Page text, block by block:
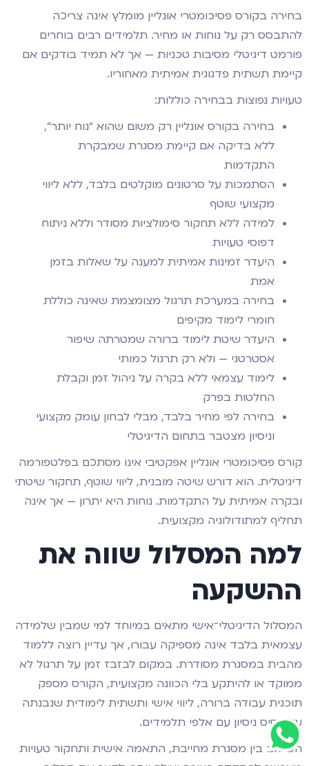
בחירה בקורס פסיכומטרי אונליין מומלץ אינה צריכה
להתבסס רק על נוחות או מחיר. תלמידים רבים בוחרים
פורמט דיגיטלי מסיבות טכניות — אך לא תמיד בודקים אם
קיימת תשתית פדגוגית אמיתית מאחוריו.
טעויות נפוצות בבחירה כוללות:
בחירה בקורס אונליין רק משום שהוא “נוח יותר”,
ללא בדיקה אם קיימת מסגרת שמבקרת
התקדמות
הסתמכות על סרטונים מוקלטים בלבד, ללא ליווי
מקצועי שוטף
למידה ללא תחקור סימולציות מסודר וללא ניתוח
דפוסי טעויות
היעדר זמינות אמיתית למענה על שאלות בזמן
אמת
בחירה במערכת תרגול מצומצמת שאינה כוללת
חומרי לימוד מקיפים
היעדר שיטת לימוד ברורה שמטרתה שיפור
אסטרטגי — ולא רק תרגול כמותי
לימוד עצמאי ללא בקרה על ניהול זמן וקבלת
החלטות בפרק
בחירה לפי מחיר בלבד, מבלי לבחון עומק מקצועי
וניסיון מצטבר בתחום הדיגיטלי
קורס פסיכומטרי אונליין אפקטיבי אינו מסתכם בפלטפורמה
דיגיטלית. הוא דורש שיטה מובנית, ליווי שוטף, תחקור שיטתי
ובקרה אמיתית על התקדמות. נוחות היא יתרון — אך אינה
תחליף למתודולוגיה מקצועית.
למה המסלול שווה את
ההשקעה
המסלול הדיגיטלי־אישי מתאים במיוחד למי שמבין שלמידה
עצמאית בלבד אינה מספיקה עבורו, אך עדיין רוצה ללמוד
מהבית במסגרת מסודרת. במקום לבזבז זמן על תרגול לא
ממוקד או להיתקע בלי הכוונה מקצועית, הקורס מספק
תוכנית עבודה ברורה, ליווי אישי ותשתית לימודית שנבנתה
על בסיס ניסיון עם אלפי תלמידים.
השילוב בין מסגרת מחייבת, התאמה אישית ותחקור טעויות